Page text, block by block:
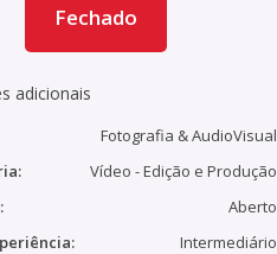
Fechado
adicionais
Fotografia & AudioVisual
Vídeo - Edição e Produção
Aberto
Intermediário